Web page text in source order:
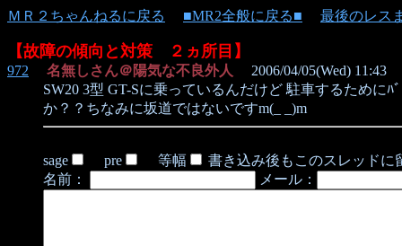
ＭＲ２ちゃんねるに戻る ■MR2全般に戻る■ 最後のレス
【故障の傾向と対策 ２ヵ所目】
972 名無しさん＠陽気な不良外人
2006/04/05(Wed) 11:43
SW20 3型 GT-Sに乗っているんだけど 駐車するために
か？？ちなみに坂道ではないですm(_ _)m
sage pre 等幅
書き込み後もこのスレッドに
名前：
メール：